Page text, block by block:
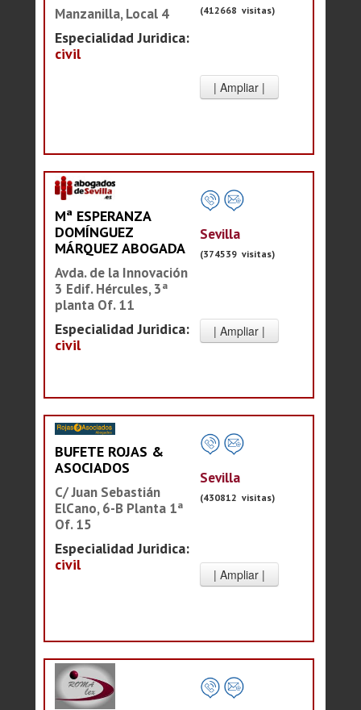
Manzanilla, Local 4
Especialidad Juridica:
civil
(412668 visitas)
Mª ESPERANZA
DOMÍNGUEZ
MÁRQUEZ ABOGADA
Avda. de la Innovación
3 Edif. Hércules, 3ª
planta Of. 11
Especialidad Juridica:
civil
Sevilla
(374539 visitas)
BUFETE ROJAS &
ASOCIADOS
C/ Juan Sebastián
ElCano, 6-B Planta 1ª
Of. 15
Especialidad Juridica:
civil
Sevilla
(430812 visitas)